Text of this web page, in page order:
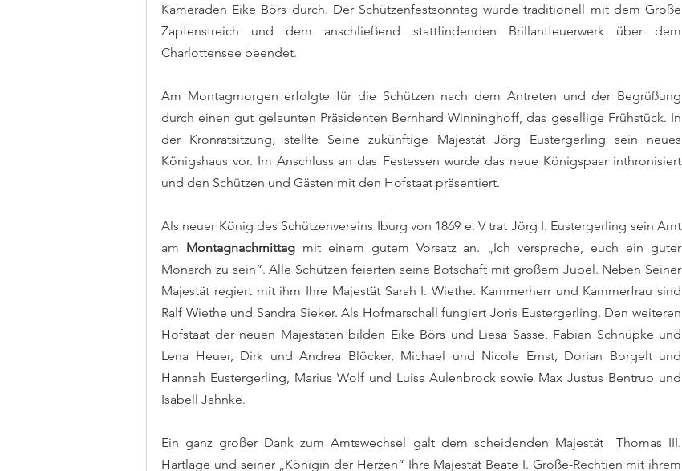
Kameraden Eike Börs durch. Der Schützenfestsonntag wurde traditionell mit dem Große
Zapfenstreich und dem anschließend stattfindenden Brillantfeuerwerk über dem
Charlottensee beendet.
Am Montagmorgen erfolgte für die Schützen nach dem Antreten und der Begrüßung
durch einen gut gelaunten Präsidenten Bernhard Winninghoff, das gesellige Frühstück. In
der Kronratsitzung, stellte Seine zukünftige Majestät Jörg Eustergerling sein neues
Königshaus vor. Im Anschluss an das Festessen wurde das neue Königspaar inthronisiert
und den Schützen und Gästen mit den Hofstaat präsentiert.
Als neuer König des Schützenvereins Iburg von 1869 e. V trat Jörg I. Eustergerling sein Amt
am Montagnachmittag mit einem gutem Vorsatz an. „Ich verspreche, euch ein guter
Monarch zu sein“. Alle Schützen feierten seine Botschaft mit großem Jubel. Neben Seiner
Majestät regiert mit ihm Ihre Majestät Sarah I. Wiethe. Kammerherr und Kammerfrau sind
Ralf Wiethe und Sandra Sieker. Als Hofmarschall fungiert Joris Eustergerling. Den weiteren
Hofstaat der neuen Majestäten bilden Eike Börs und Liesa Sasse, Fabian Schnüpke und
Lena Heuer, Dirk und Andrea Blöcker, Michael und Nicole Ernst, Dorian Borgelt und
Hannah Eustergerling, Marius Wolf und Luisa Aulenbrock sowie Max Justus Bentrup und
Isabell Jahnke.
Ein ganz großer Dank zum Amtswechsel galt dem scheidenden Majestät  Thomas III.
Hartlage und seiner „Königin der Herzen“ Ihre Majestät Beate I. Große-Rechtien mit ihrem